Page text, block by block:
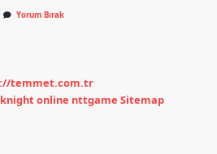
Yorum Bırak
temmet.com.tr
knight online nttgame Sitemap